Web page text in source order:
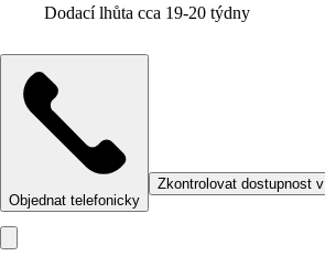
Dodací lhůta cca 19-20 týdny
Objednat telefonicky
Zkontrolovat dostupnost